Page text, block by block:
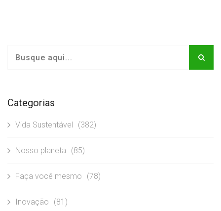
Categorias
Vida Sustentável (382)
Nosso planeta (85)
Faça você mesmo (78)
Inovação (81)